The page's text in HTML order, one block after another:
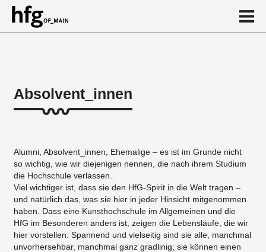
Absolvent_innen
Fachbereich Design
News
...
Absolvent_innen
Alumni, Absolvent_innen, Ehemalige – es ist im Grunde nicht
so wichtig, wie wir diejenigen nennen, die nach ihrem Studium
die Hochschule verlassen.
Viel wichtiger ist, dass sie den HfG-Spirit in die Welt tragen –
und natürlich das, was sie hier in jeder Hinsicht mitgenommen
haben. Dass eine Kunsthochschule im Allgemeinen und die
HfG im Besonderen anders ist, zeigen die Lebensläufe, die wir
hier vorstellen. Spannend und vielseitig sind sie alle, manchmal
unvorhersehbar, manchmal ganz gradlinig; sie können einen